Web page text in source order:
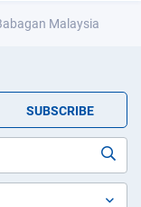
Malaysia
SUBSCRIBE